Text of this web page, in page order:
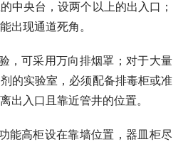
中央台，设两个以上的出入口；
出现通道死角。
，可采用万向排烟罩；对于大量
的实验室，必须配备排毒柜或准
出入口且靠近管井的位置。
能高柜设在靠墙位置，器皿柜尽